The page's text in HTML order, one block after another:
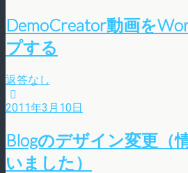
DemoCreator動画を
プする
返答なし
2011年3月10日
Blogのデザイン変更（
いました）